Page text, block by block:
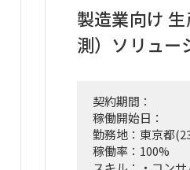
・ビジネス部門と
・シンクタンク
■体制：
・コンサルティン
・エンドクライア
■期間：
2026年2月1日～（
製造業向け
測）ソリュー
契約期間：
稼働開始日：
勤務地：東京都
稼働率：100%